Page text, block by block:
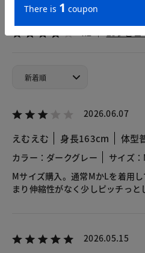
総合評価
4.2 25レビュ
2026.06.07
えむえむ 身長163cm 体型
カラー：ダークグレー
サイズ：
Mサイズ購入。通常MかLを着用
まり伸縮性がなく少しピッチっと
2026.05.15